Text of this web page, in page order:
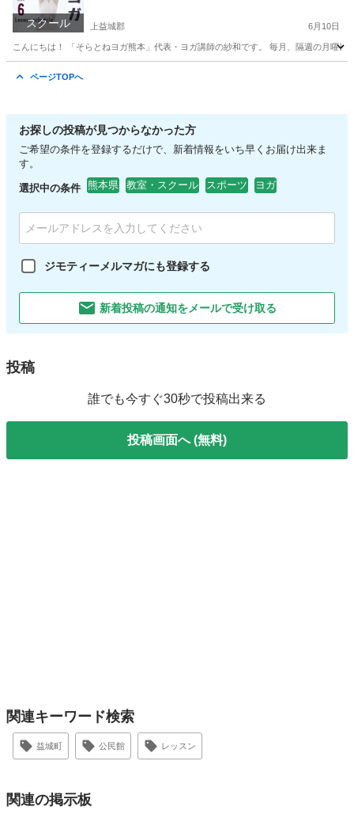
スクール 上益城郡 6月10日
こんにちは！ 「そらとねヨガ熊本」代表・ヨガ講師の紗和です。 毎月、隔週の月曜
ページTOPへ
お探しの投稿が見つからなかった方
ご希望の条件を登録するだけで、新着情報をいち早くお届け出来ま
す。
選択中の条件 熊本県 教室・スクール スポーツ ヨガ
ジモティーメルマガにも登録する
新着投稿の通知をメールで受け取る
投稿
誰でも今すぐ30秒で投稿出来る
投稿画面へ (無料)
関連キーワード検索
益城町 公民館 レッスン
関連の掲示板